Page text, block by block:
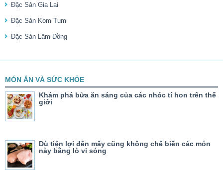
Đặc Sản Gia Lai
Đặc Sản Kom Tum
Đặc Sản Lâm Đồng
MÓN ĂN VÀ SỨC KHỎE
Khám phá bữa ăn sáng của các nhóc tí hon trên thế
giới
Dù tiện lợi đến mấy cũng không chế biến các món
này bằng lò vi sóng